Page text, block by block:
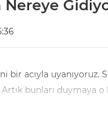
Nereye
bir acıyla
bunları duymaya